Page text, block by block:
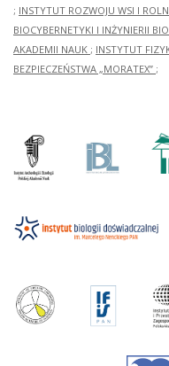
; INSTYTUT ROZWOJU WSI I
BIOCYBERNETYKI I INŻYNIERII
AKADEMII NAUK ; INSTYTUT
BEZPIECZEŃSTWA „MORATEX” ;